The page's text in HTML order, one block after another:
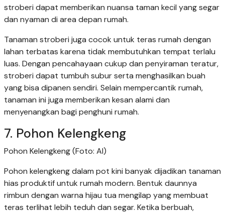
stroberi dapat memberikan nuansa taman kecil yang segar
dan nyaman di area depan rumah.
Tanaman stroberi juga cocok untuk teras rumah dengan
lahan terbatas karena tidak membutuhkan tempat terlalu
luas. Dengan pencahayaan cukup dan penyiraman teratur,
stroberi dapat tumbuh subur serta menghasilkan buah
yang bisa dipanen sendiri. Selain mempercantik rumah,
tanaman ini juga memberikan kesan alami dan
menyenangkan bagi penghuni rumah.
7. Pohon Kelengkeng
Pohon Kelengkeng (Foto: AI)
Pohon kelengkeng dalam pot kini banyak dijadikan tanaman
hias produktif untuk rumah modern. Bentuk daunnya
rimbun dengan warna hijau tua mengilap yang membuat
teras terlihat lebih teduh dan segar. Ketika berbuah,